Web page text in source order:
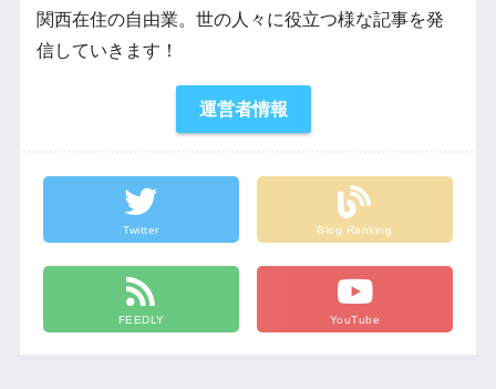
関西在住の自由業。世の人々に役立つ様な記事を発
信していきます！
運営者情報
Twitter Blog Ranking
FEEDLY YouTube